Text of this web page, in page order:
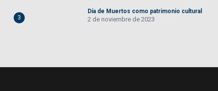
3
Día de Muertos como patrimonio cultural
2 de noviembre de 2023